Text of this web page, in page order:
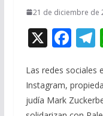
21 de diciembre de
X F
e
b
Las redes sociales
Instagram,
judía Mark